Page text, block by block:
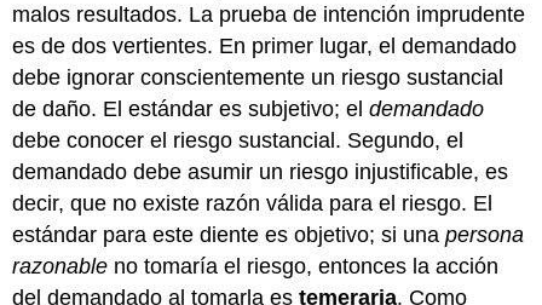
malos resultados. La prueba de intención imprudente
es de dos vertientes. En primer lugar, el demandado
debe ignorar conscientemente un riesgo sustancial
de daño. El estándar es subjetivo; eldemandado
debe conocer el riesgo sustancial. Segundo, el
demandado debe asumir un riesgo injustificable, es
decir, que no existe razón válida para el riesgo. El
estándar para este diente es objetivo; si unapersona
razonable no tomaría el riesgo, entonces la acción
del demandado al tomarla estemeraria. Como